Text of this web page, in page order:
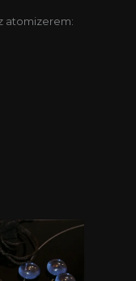
atomizerem: